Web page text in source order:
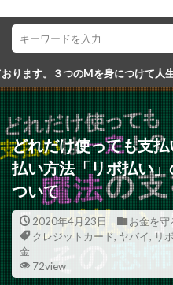
て人生を豊かにしましょう！
どれだけ使っても支
払い方法「リボ払い
ついて
2020年4月23日
お金を守
クレジットカード, ヤバイ, リ
金
72view